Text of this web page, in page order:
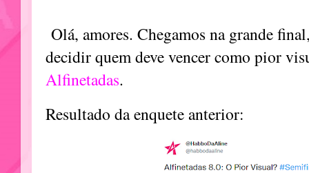
Olá, amores. Chegamos na grande
decidir quem deve vencer como pior
Alfinetadas.
Resultado da enquete anterior: